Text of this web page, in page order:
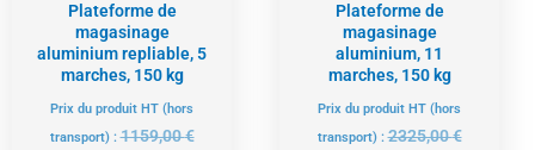
Plateforme de
magasinage
aluminium repliable, 5
marches, 150 kg
Prix du produit HT (hors
transport) :1159,00€
Plateforme de
magasinage
aluminium, 11
marches, 150 kg
Prix du produit HT (hors
transport) :2325,00€